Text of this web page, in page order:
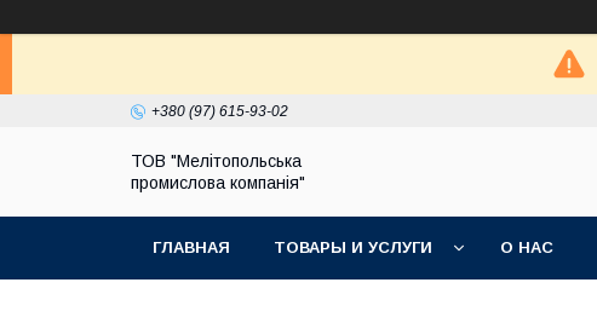
+380 (97) 615-93-02
ТОВ "Мелітопольська
промислова компанія"
ГЛАВНАЯ ТОВАРЫ И УСЛУГИ О НАС